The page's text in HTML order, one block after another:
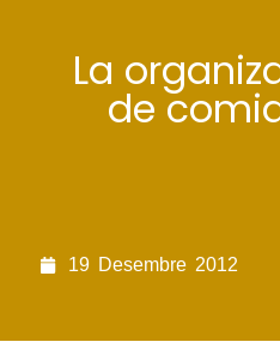
La
de
19 Desembre 2012